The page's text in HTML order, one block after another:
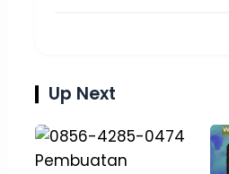
Up Next